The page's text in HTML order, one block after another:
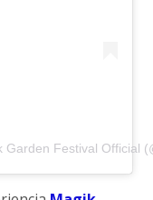
Festival Official